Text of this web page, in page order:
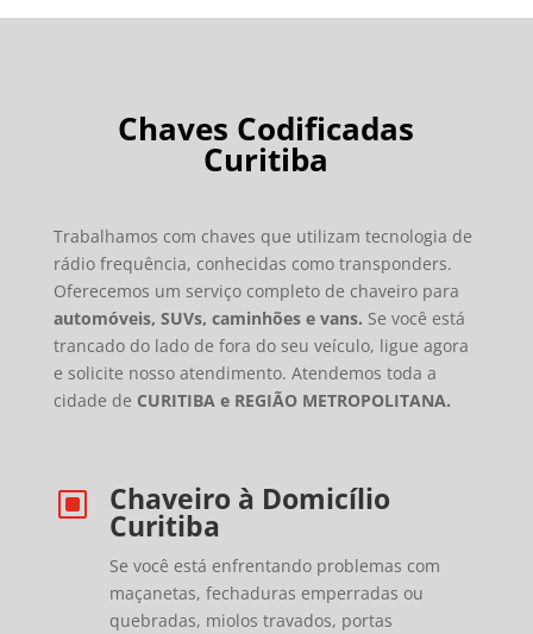
Chaves Codificadas
Curitiba
Trabalhamos com chaves que utilizam tecnologia de
rádio frequência, conhecidas como transponders.
Oferecemos um serviço completo de chaveiro para
automóveis, SUVs, caminhões e vans. Se você está
trancado do lado de fora do seu veículo, ligue agora
e solicite nosso atendimento. Atendemos toda a
cidade de CURITIBA e REGIÃO METROPOLITANA.
W Chaveiro à Domicílio
Curitiba
Se você está enfrentando problemas com
maçanetas, fechaduras emperradas ou
quebradas, miolos travados, portas